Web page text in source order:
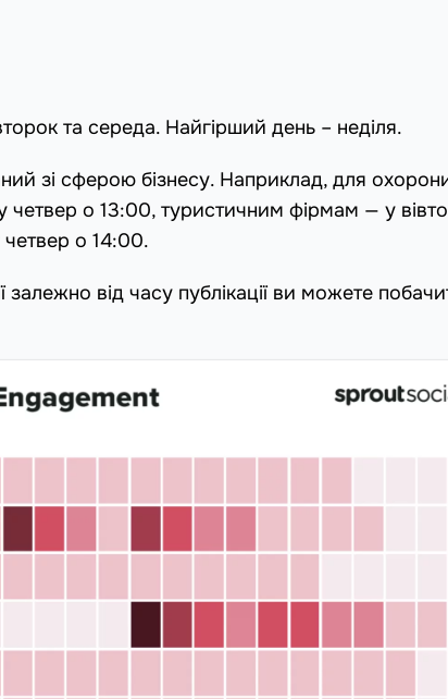
та середа. Найгірший день – неділя.
зі сферою бізнесу. Наприклад, для
четвер о 13:00, туристичним фірмам — у
о 14:00.
від часу публікації ви можете